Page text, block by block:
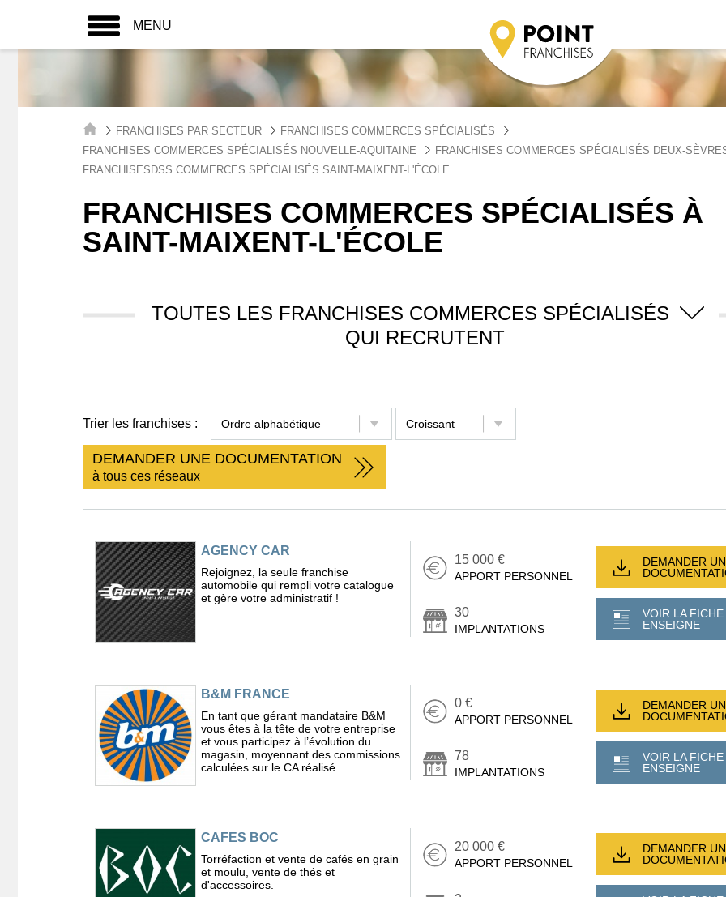
MENU
FRANCHISES PAR SECTEUR
FRANCHISES COMMERCES SPÉCIALISÉS
FRANCHISES COMMERCES SPÉCIALISÉS NOUVELLE-AQUITAINE
FRANCHISES COMMERCES SPÉCIALISÉS DEUX-
FRANCHISESDSS COMMERCES SPÉCIALISÉS SAINT-MAIXENT-L'ÉCOLE
FRANCHISES COMMERCES SPÉCIALISÉS À
SAINT-MAIXENT-L'ÉCOLE
TOUTES LES FRANCHISES COMMERCES SPÉCIALISÉS
QUI RECRUTENT
Trier les franchises :
DEMANDER UNE DOCUMENTATION
à tous ces réseaux
AGENCY CAR
Rejoignez, la seule franchise
automobile qui rempli votre catalogue
et gère votre administratif !
15 000 €
APPORT PERSONNEL
30
IMPLANTATIONS
DEMANDER
VOIR LA FICHE
ENSEIGNE
B&M FRANCE
En tant que gérant mandataire B&M
vous êtes à la tête de votre entreprise
et vous participez à l’évolution du
magasin, moyennant des commissions
calculées sur le CA réalisé.
0 €
APPORT PERSONNEL
78
IMPLANTATIONS
DEMANDER
VOIR LA FICHE
ENSEIGNE
CAFES BOC
Torréfaction et vente de cafés en grain
et moulu, vente de thés et
d'accessoires.
20 000 €
APPORT PERSONNEL
DEMANDER